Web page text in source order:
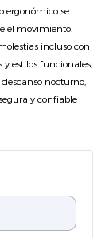
ergonómico se
el movimiento.
incluso con
y estilos funcionales,
nocturno,
y confiable